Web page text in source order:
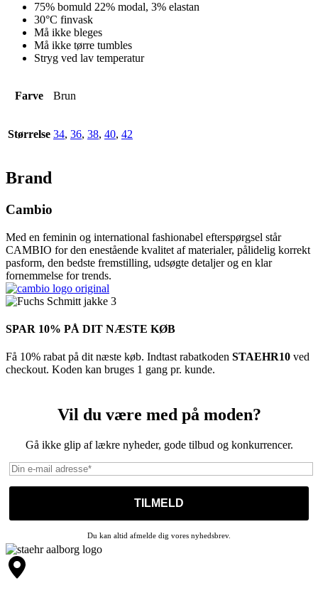
75% bomuld 22% modal, 3% elastan
30°C finvask
Må ikke bleges
Må ikke tørre tumbles
Stryg ved lav temperatur
Farve Brun
Størrelse 34, 36, 38, 40, 42
Brand
Cambio
Med en feminin og international fashionabel efterspørgsel står
CAMBIO for den enestående kvalitet af materialer, pålidelig korrekt
pasform, den bedste fremstilling, udsøgte detaljer og en klar
fornemmelse for trends.
SPAR 10% PÅ DIT NÆSTE KØB
Få 10% rabat på dit næste køb. Indtast rabatkoden STAEHR10 ved
checkout. Koden kan bruges 1 gang pr. kunde.
Vil du være med på moden?
Gå ikke glip af lækre nyheder, gode tilbud og konkurrencer.
Du kan altid afmelde dig vores nyhedsbrev.